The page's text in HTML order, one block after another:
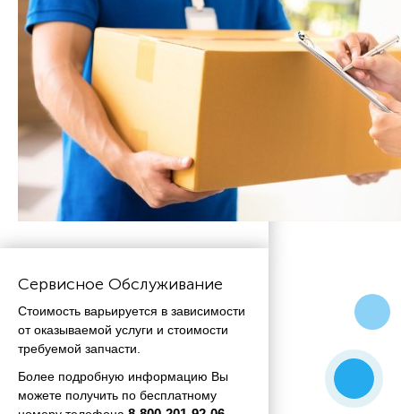
Сервисное Обслуживание
Стоимость варьируется в зависимости
от оказываемой услуги и стоимости
требуемой запчасти.
Более подробную информацию Вы
можете получить по бесплатному